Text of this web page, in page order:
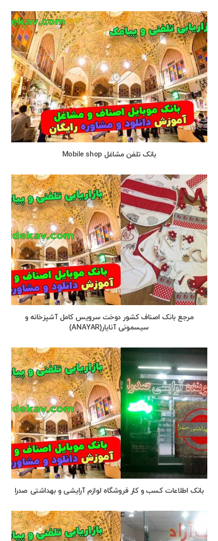
بانک تلفن مشاغل Mobile shop
مرجع بانک اصناف کشور دوخت سرویس کامل آشپزخانه و
سیسمونی آنایار(ANAYAR)
بانک اطلاعات کسب و کار فروشگاه لوازم آرایشی و بهداشتی صدرا